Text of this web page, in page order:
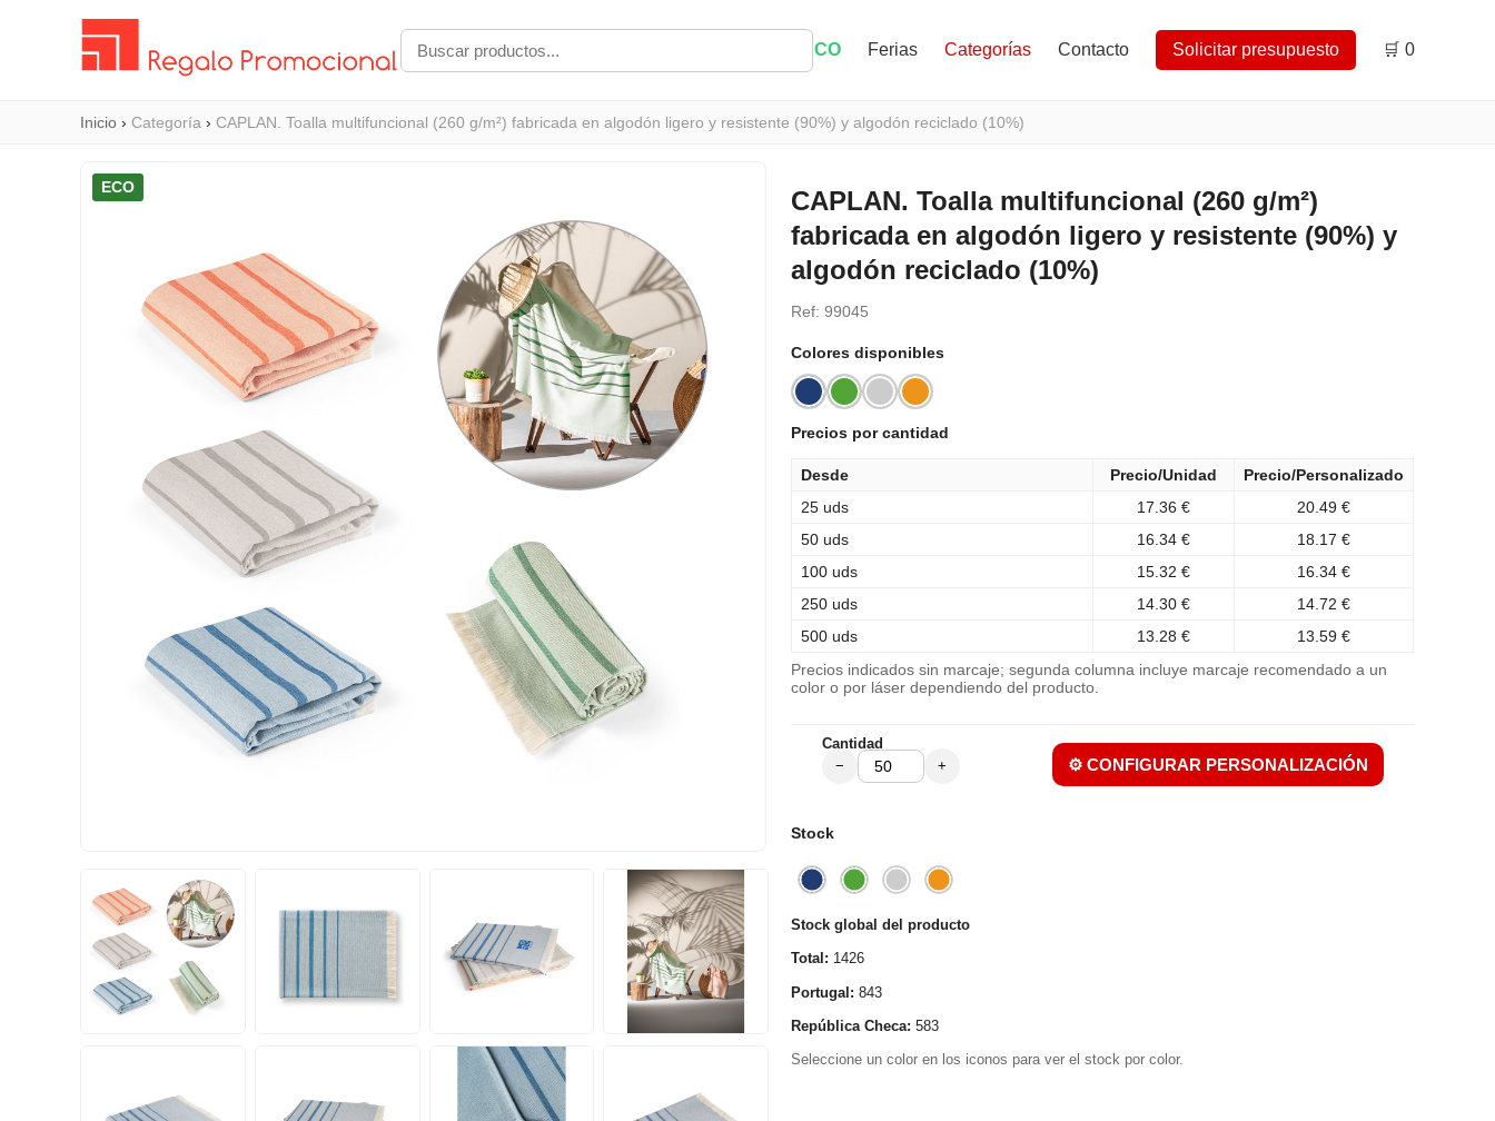
ECO Ferias Categorías Contacto Solicitar presupuesto 🛒 0
Inicio › Categoría › CAPLAN. Toalla multifuncional (260 g/m²) fabricada en algodón ligero y resistente (90%) y algodón reciclado (10%)
ECO
CAPLAN. Toalla multifuncional (260 g/m²)
fabricada en algodón ligero y resistente (90%) y
algodón reciclado (10%)
Ref: 99045
Colores disponibles
Precios por cantidad
Desde Precio/Unidad
Precio/Personalizado
25 uds
17.36 €
20.49 €
50 uds
16.34 €
18.17 €
100 uds
15.32 €
16.34 €
250 uds
14.30 €
14.72 €
500 uds
13.28 € 13.59 €
Precios indicados sin marcaje; segunda columna incluye marcaje recomendado a un
color o por láser dependiendo del producto.
Cantidad
− + ⚙️ CONFIGURAR PERSONALIZACIÓN
Stock
Stock global del producto
Total: 1426
Portugal: 843
República Checa: 583
Seleccione un color en los iconos para ver el stock por color.